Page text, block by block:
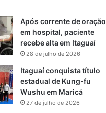
Após corrente de oração
em hospital, paciente
recebe alta em Itaguaí
28 de julho de 2026
Itaguaí conquista título
estadual de Kung-fu
Wushu em Maricá
27 de julho de 2026